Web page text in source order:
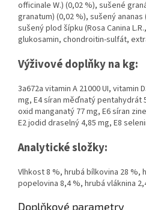
officinale W.) (0,02 %), sušené
granatum) (0,02 %), sušený ananas
sušený plod šípku (Rosa Canina
glukosamin, chondroitin-sulfát,
Výživové doplňky na kg:
3a672a vitamin A 21000 UI, vitamin
mg, E4 síran měďnatý pentahydrát
oxid manganatý 77 mg, E6 síran
E2 jodid draselný 4,85 mg, E8
Analytické složky:
Vlhkost 8 %, hrubá bílkovina 28 %,
popelovina 8,4 %, hrubá vláknina
Doplňkové parametry